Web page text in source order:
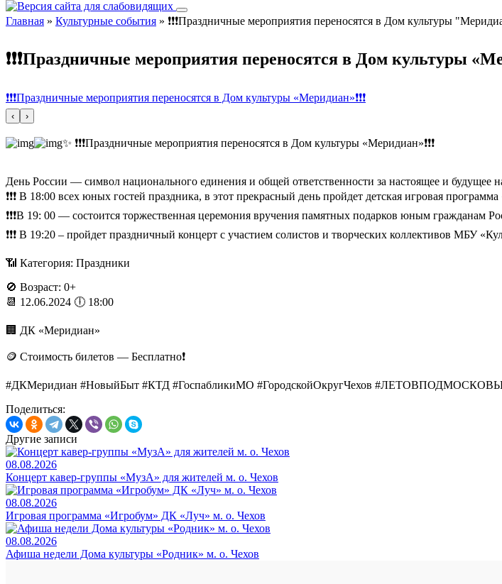
Главная » Культурные события » ❗️❗️❗️Праздничные мероприятия переносятся в Дом культуры
❗️❗️❗️Праздничные мероприятия переносятся в Дом культуры
❗️❗️❗️Праздничные мероприятия переносятся в Дом культуры «Меридиан»❗️❗️❗️
‹ ›
✨ ❗️❗️❗️Праздничные мероприятия переносятся в Дом культуры «Меридиан»❗️❗️❗️
День России — символ национального единения и общей ответственности за настоящее и будущее
❗️❗️❗ В 18:00 всех юных гостей праздника, в этот прекрасный день пройдет детская игровая
❗️❗️❗В 19: 00 — состоится торжественная церемония вручения памятных подарков юным
❗️❗️❗ В 19:20 – пройдет праздничный концерт с участием солистов и творческих коллективов МБУ
📶 Категория: Праздники
🚫 Возраст: 0+
📆 12.06.2024 🕕 18:00
🏢 ДК «Меридиан»
🪙 Стоимость билетов — Бесплатно❗️
#ДКМеридиан #НовыйБыт #КТД #ГоспабликиМО #ГородскойОкругЧехов
Поделиться:
Другие записи
08.08.2026
Концерт кавер-группы «МузА» для жителей м. о. Чехов
08.08.2026
Игровая программа «Игробум» ДК «Луч» м. о. Чехов
08.08.2026
Афиша недели Дома культуры «Родник» м. о. Чехов